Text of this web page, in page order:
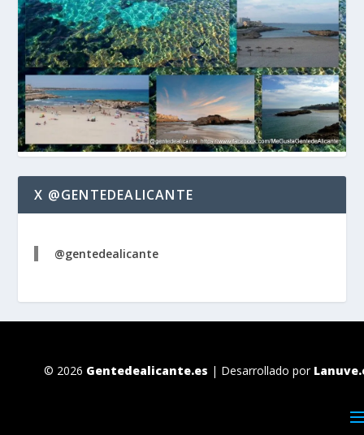
X @GENTEDEALICANTE
@gentedealicante
© 2026 Gentedealicante.es | Desarrollado por